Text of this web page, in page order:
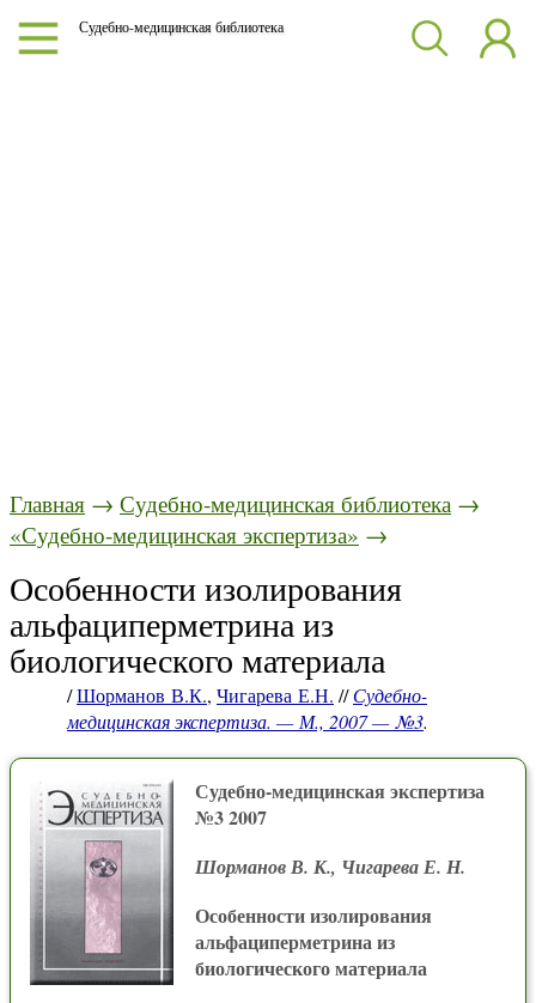
Судебно-медицинская библиотека
Главная → Судебно-медицинская библиотека →
«Судебно-медицинская экспертиза» →
Особенности изолирования
альфациперметрина из
биологического материала
/Шорманов В.К., Чигарева Е.Н. //Судебно-
медицинская экспертиза. — М., 2007 — №3.
Судебно-медицинская экспертиза
№3 2007
Шорманов В. К., Чигарева Е. Н.
Особенности изолирования
альфациперметрина из
биологического материала